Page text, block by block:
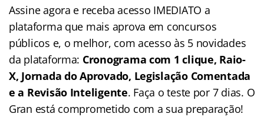
Assine agora e receba acesso IMEDIATO a
plataforma que mais aprova em concursos
públicos e, o melhor, com acesso às 5 novidades
da plataforma: Cronograma com 1 clique, Raio-
X, Jornada do Aprovado, Legislação Comentada
e a Revisão Inteligente. Faça o teste por 7 dias. O
Gran está comprometido com a sua preparação!